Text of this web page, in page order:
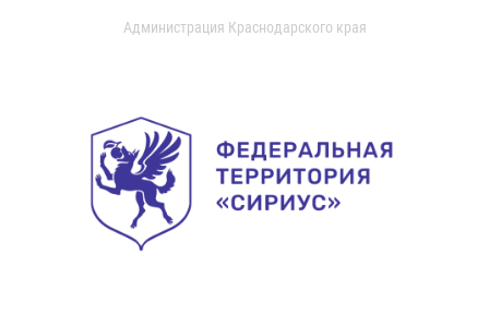
Администрация Краснодарского края